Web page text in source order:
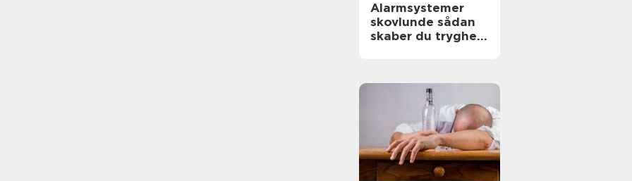
Alarmsystemer
skovlunde sådan
skaber du tryghed